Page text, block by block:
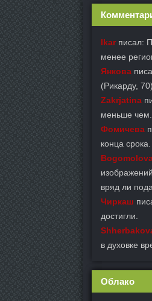
Ikarписал:
менее
Янкова
(Рикарду,
Zakrjatina
меньше чем.
Фомичева
конца срока.
вряд ли
Чиркаш
достигли.
в духовке
Облако